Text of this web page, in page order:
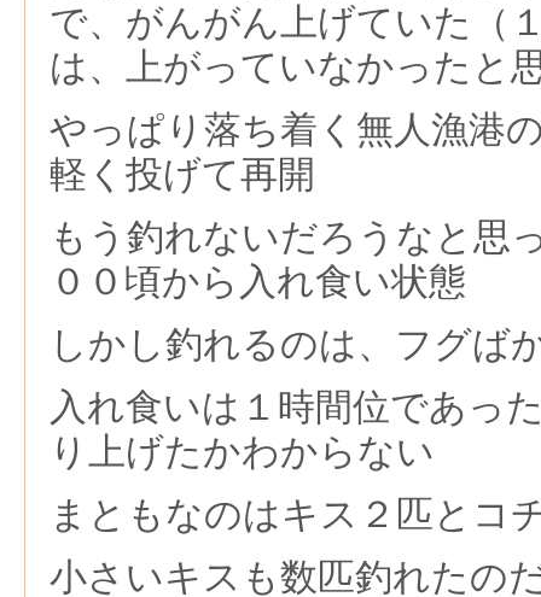
で、がんがん上げていた（
は、上がっていなかったと
やっぱり落ち着く無人漁港
軽く投げて再開
もう釣れないだろうなと思
００頃から入れ食い状態
しかし釣れるのは、フグば
入れ食いは１時間位であっ
り上げたかわからない
まともなのはキス２匹とコ
小さいキスも数匹釣れたの